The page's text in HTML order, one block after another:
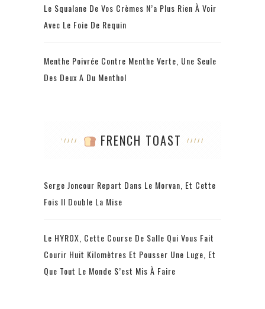
Le Squalane De Vos Crèmes N’a Plus Rien À Voir
Avec Le Foie De Requin
Menthe Poivrée Contre Menthe Verte, Une Seule
Des Deux A Du Menthol
FRENCH TOAST
Serge Joncour Repart Dans Le Morvan, Et Cette
Fois Il Double La Mise
Le HYROX, Cette Course De Salle Qui Vous Fait
Courir Huit Kilomètres Et Pousser Une Luge, Et
Que Tout Le Monde S’est Mis À Faire